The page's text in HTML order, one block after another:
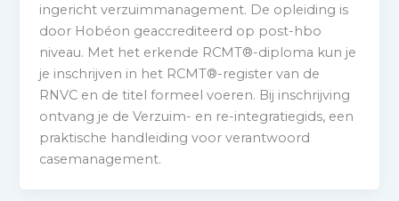
ingericht verzuimmanagement. De opleiding is
door Hobéon geaccrediteerd op post-hbo
niveau. Met het erkende RCMT®-diploma kun je
je inschrijven in het RCMT®-register van de
RNVC en de titel formeel voeren. Bij inschrijving
ontvang je de Verzuim- en re-integratiegids, een
praktische handleiding voor verantwoord
casemanagement.